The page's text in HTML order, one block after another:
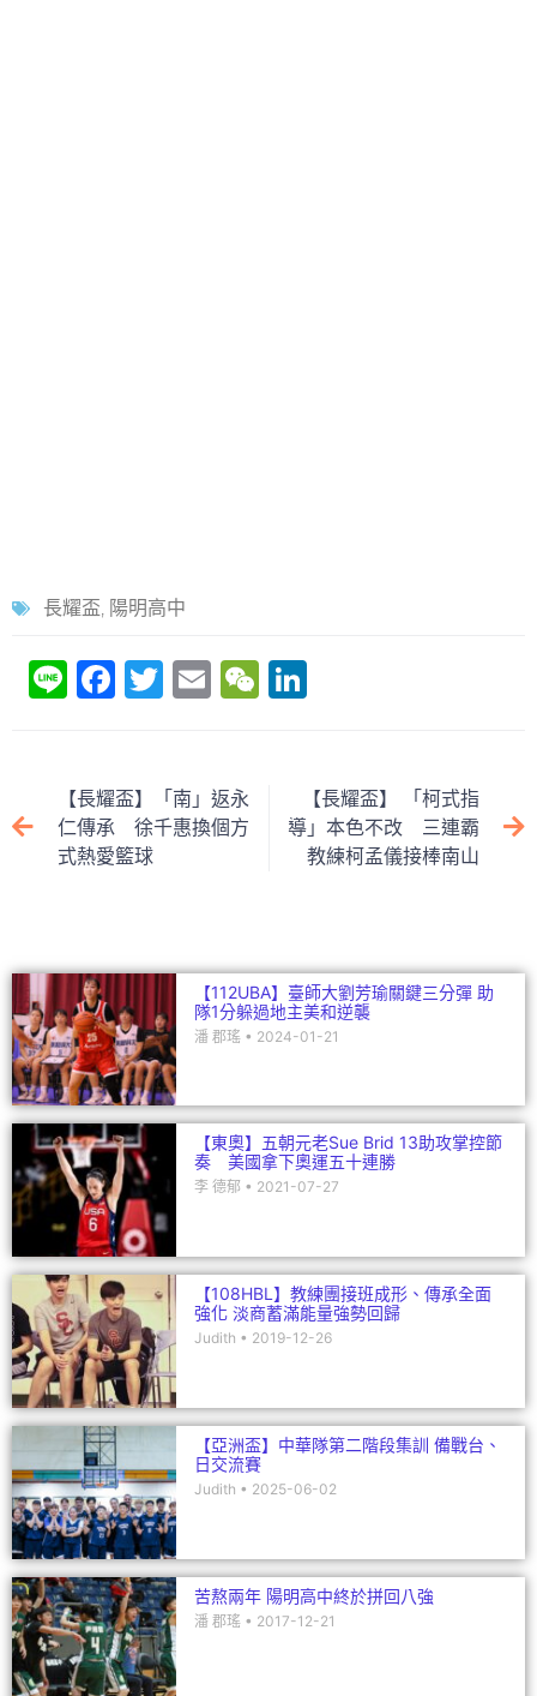
長耀盃 陽明高中
Li F
e
b
o
T
er
E
l
W
at
e
dI
n
【長耀盃】「南」返永
仁傳承 徐千惠換個方
式熱愛籃球
【長耀盃】 「柯式指
導」本色不改 三連霸
教練柯孟儀接棒南山
【112UBA】臺師大劉芳瑜關鍵三分彈 助
隊1分躲過地主美和逆襲
潘 郡瑤 2024-01-21
【東奧】五朝元老Sue Brid 13助攻掌控節
奏 美國拿下奧運五十連勝
李 德郁 2021-07-27
【108HBL】教練團接班成形、傳承全面
強化 淡商蓄滿能量強勢回歸
Judith 2019-12-26
【亞洲盃】中華隊第二階段集訓 備戰台、
日交流賽
Judith 2025-06-02
苦熬兩年 陽明高中終於拼回八強
潘 郡瑤 2017-12-21